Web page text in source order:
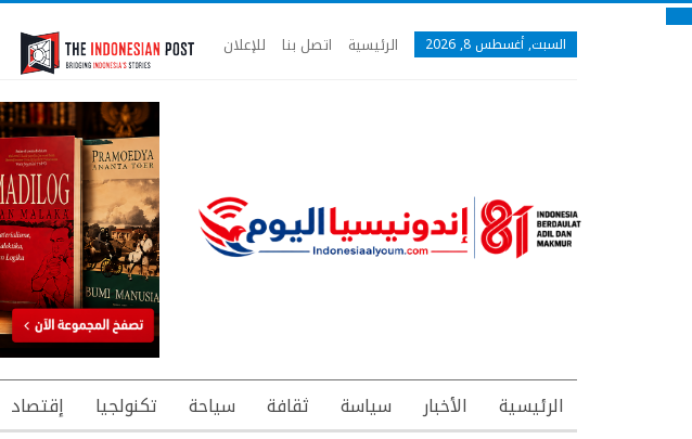
السبت, أغسطس 8, 2026 الرئيسية اتصل بنا للإعلان
الرئيسية الأخبار سياسة ثقافة سياحة تكنولجيا إقتصاد